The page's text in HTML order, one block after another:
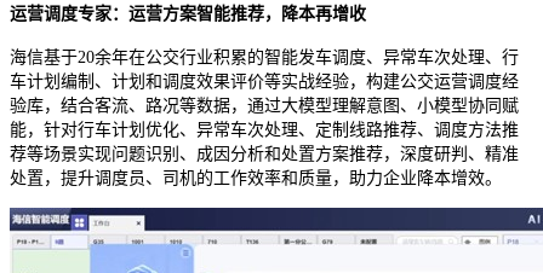
运营调度专家：运营方案智能推荐，降本再增收
海信基于20余年在公交行业积累的智能发车调度、异常车次处理、行
车计划编制、计划和调度效果评价等实战经验，构建公交运营调度经
验库，结合客流、路况等数据，通过大模型理解意图、小模型协同赋
能，针对行车计划优化、异常车次处理、定制线路推荐、调度方法推
荐等场景实现问题识别、成因分析和处置方案推荐，深度研判、精准
处置，提升调度员、司机的工作效率和质量，助力企业降本增效。